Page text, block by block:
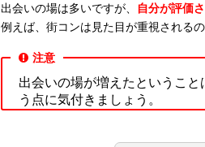
出会いの場は多いですが、
自分が評価
例えば、街コンは見た目が重視される
注意
出会いの場が増えたということ
う点に気付きましょう。